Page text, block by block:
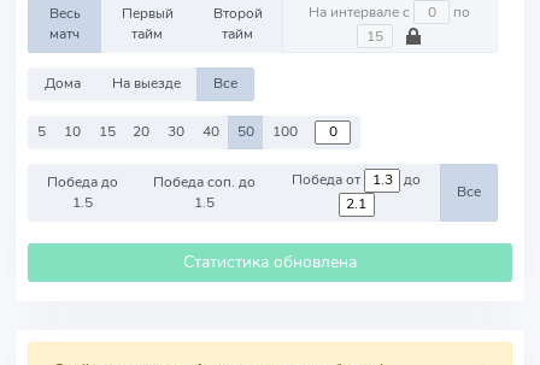
Весь
матч
Первый
тайм
Второй
тайм
На интервале с по
Дома На выезде Все
5 10 15 20 30 40 50 100
Победа до
1.5
Победа соп. до
1.5
Победа от до
Все
Статистика обновлена